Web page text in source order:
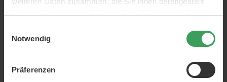
haben oder die sie im Rahmen Ihrer Nutzung der Dienste
Notwendig
Präferenzen
CAUDALIE Vinoclean Cleansing Almond Milk
Diese Reinigungsmilch entfernt Make-up von Gesicht,
Die Reinigungsmilch ist mit pflegenden und